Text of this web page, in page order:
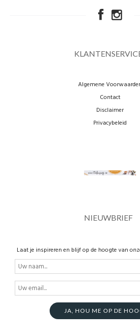
Algemene
Contact
Disclaimer
Privacybeleid
NIEUWBRIEF
Laat je inspireren en blijf op de hoogte van
JA, HOU ME OP DE